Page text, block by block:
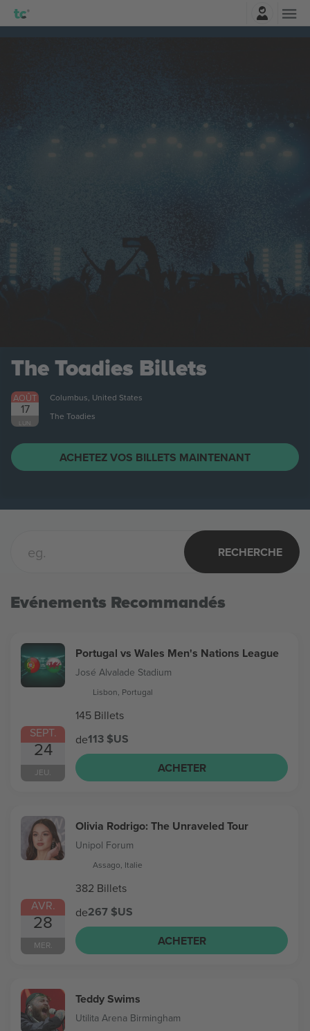
RECHERCHE
Evénements Recommandés
SEPT.
24
JEU.
Portugal vs Wales Men's Nations League
José Alvalade Stadium
Lisbon, Portugal
145 Billets
de113 $US
ACHETER
AVR.
28
MER.
Olivia Rodrigo: The Unraveled Tour
Unipol Forum
Assago, Italie
382 Billets
de267 $US
ACHETER
Teddy Swims
Utilita Arena Birmingham